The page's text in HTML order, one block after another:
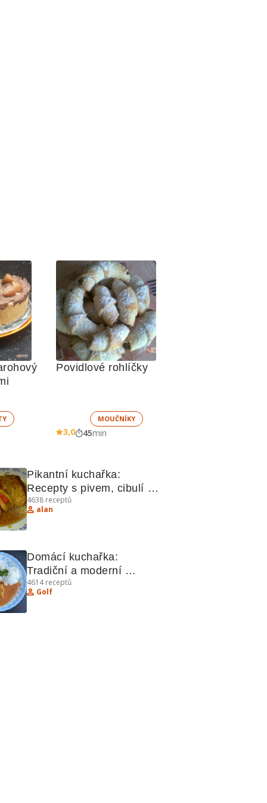
Povidlové rohlíčky
MOUČNÍKY
3,0 45min
Pikantní kuchařka:
Recepty s pivem, cibulí a
tvarohem
4638 receptů
alan
Domácí kuchařka:
Tradiční a moderní
recepty
4614receptů
Golf